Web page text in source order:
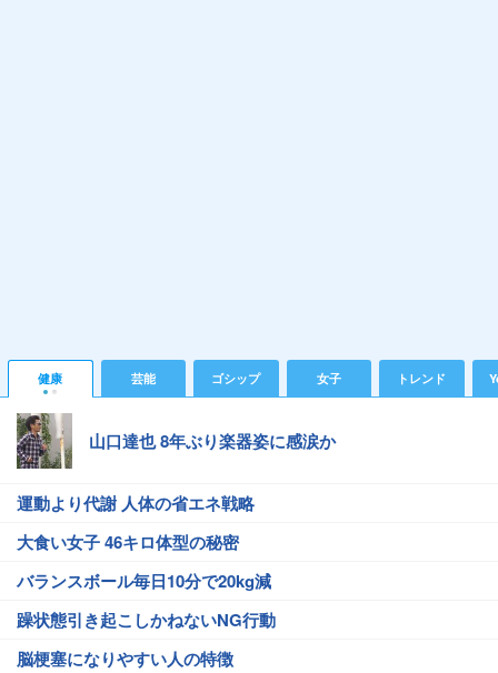
健康 芸能 ゴシップ 女子 トレンド
山口達也 8年ぶり楽器姿に感涙か
運動より代謝 人体の省エネ戦略
大食い女子 46キロ体型の秘密
バランスボール毎日10分で20kg減
躁状態引き起こしかねないNG行動
脳梗塞になりやすい人の特徴